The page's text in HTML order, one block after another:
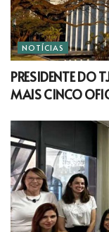
NOTÍCIAS
PRESIDENTE DO
MAIS CINCO